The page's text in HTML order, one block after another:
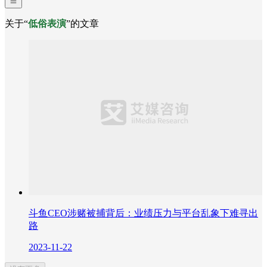
关于“低俗表演”的文章
斗鱼CEO涉赌被捕背后：业绩压力与平台乱象下难寻出
路
2023-11-22